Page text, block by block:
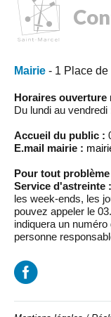
Mairie - 1 Place de
Horaires ouverture
Du lundi au
Accueil du public :
E.mail mairie :
Pour tout
Service d'astreinte :
les week-ends, les
pouvez appeler le
indiquera un
personne